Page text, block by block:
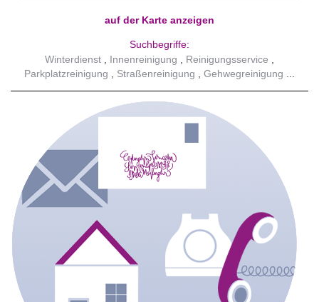
auf der Karte anzeigen
Suchbegriffe:
Winterdienst
Innenreinigung
Reinigungsservice
Parkplatzreinigung
Straßenreinigung Gehwegreinigung